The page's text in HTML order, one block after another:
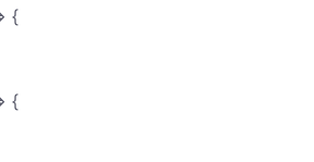
{
{